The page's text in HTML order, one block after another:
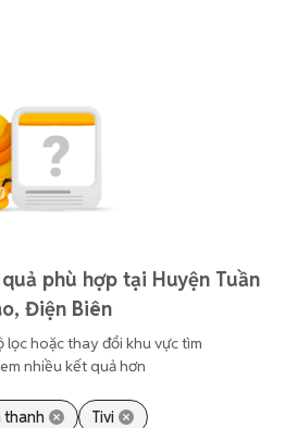
phù hợp tại Huyện Tuần
Điện Biên
lọc hoặc thay đổi khu vực tìm
nhiều kết quả hơn
thanh Tivi